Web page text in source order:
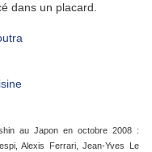
dans un placard.
au Japon en octobre 2008 :
Alexis Ferrari, Jean-Yves Le